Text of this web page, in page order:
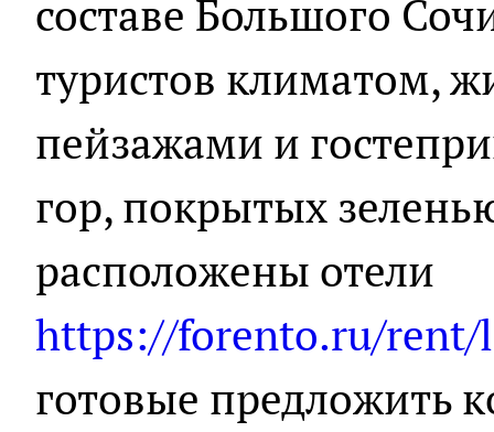
составе Большого
туристов климатом,
пейзажами и
гор, покрытых
расположены отели
https://forento.ru/rent/
готовые предложить